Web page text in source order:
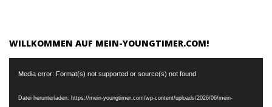
WILLKOMMEN AUF MEIN-YOUNGTIMER.COM!
Media error: Format(s) not supported or source(s) not found
Datei herunterladen: https://mein-youngtimer.com/wp-content/uploads/2026/06/mein-